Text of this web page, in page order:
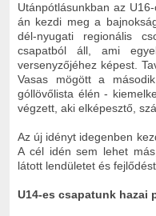
Utánpótlásunkban az
án kezdi meg a
dél-nyugati regionális
csapatból áll, ami
versenyzőjéhez képest.
Vasas mögött a
góllövőlista élén -
végzett, aki elképesztő,
Az új idényt idegenben
A cél idén sem lehet
látott lendületet és
U14-es csapatunk hazai